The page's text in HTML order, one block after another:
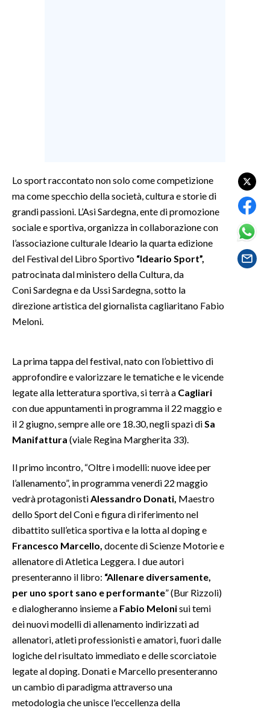
SARDEGNA TURISMO
SARDI NEL MONDO
EVENTI
3 MINUTI CON
INSULARITÀ
ABBONATI
ANNUNCI
NECROLOGI
SPIAGGE
STORE
Lo sport raccontato non solo come competizione
ma come specchio della società, cultura e storie di
grandi passioni. L’Asi Sardegna, ente di promozione
sociale e sportiva, organizza in collaborazione con
l’associazione culturale Ideario la quarta edizione
del Festival del Libro Sportivo “Ideario Sport”,
patrocinata dal ministero della Cultura, da
Coni Sardegna e da Ussi Sardegna, sotto la
direzione artistica del giornalista cagliaritano Fabio
Meloni.
La prima tappa del festival, nato con l’obiettivo di
approfondire e valorizzare le tematiche e le vicende
legate alla letteratura sportiva, si terrà a Cagliari
con due appuntamenti in programma il 22 maggio e
il 2 giugno, sempre alle ore 18.30, negli spazi di Sa
Manifattura (viale Regina Margherita 33).
Il primo incontro, “Oltre i modelli: nuove idee per
l’allenamento”, in programma venerdì 22 maggio
vedrà protagonisti Alessandro Donati, Maestro
dello Sport del Coni e figura di riferimento nel
dibattito sull’etica sportiva e la lotta al doping e
Francesco Marcello, docente di Scienze Motorie e
allenatore di Atletica Leggera. I due autori
presenteranno il libro: “Allenare diversamente,
per uno sport sano e performante” (Bur Rizzoli)
e dialogheranno insieme a Fabio Melonisui temi
dei nuovi modelli di allenamento indirizzati ad
allenatori, atleti professionisti e amatori, fuori dalle
logiche del risultato immediato e delle scorciatoie
legate al doping. Donati e Marcello presenteranno
un cambio di paradigma attraverso una
metodologia che unisce l'eccellenza della